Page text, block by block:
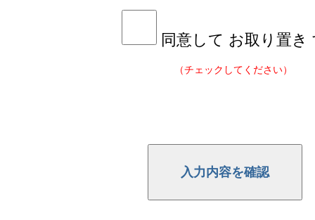
同意して お取り置き
（チェックしてください）